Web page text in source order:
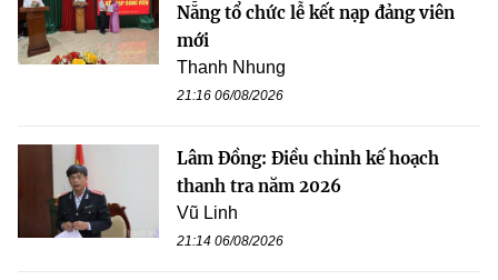
Nẵng tổ chức lễ kết nạp đảng viên
mới
Thanh Nhung
21:16 06/08/2026
Lâm Đồng: Điều chỉnh kế hoạch
thanh tra năm 2026
Vũ Linh
21:14 06/08/2026